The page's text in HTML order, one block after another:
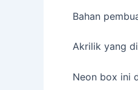
Bahan
Akrilik yang
Neon box ini